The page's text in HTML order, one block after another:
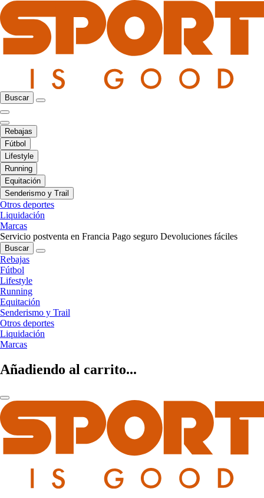
Buscar
Rebajas
Fútbol
Lifestyle
Running
Equitación
Senderismo y Trail
Otros deportes
Liquidación
Marcas
Servicio postventa en Francia Pago seguro Devoluciones fáciles
Buscar
Rebajas
Fútbol
Lifestyle
Running
Equitación
Senderismo y Trail
Otros deportes
Liquidación
Marcas
Añadiendo al carrito...